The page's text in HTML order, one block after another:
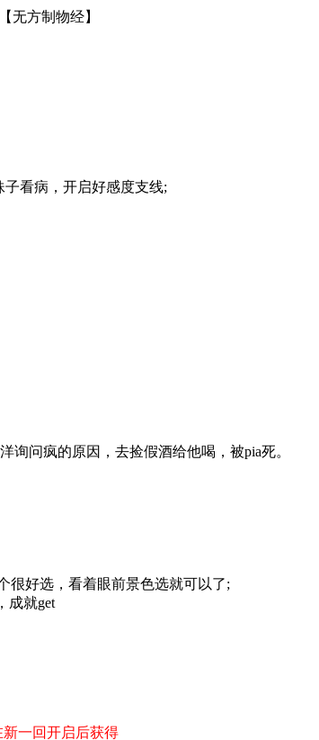
方制物经】
看病，开启好感度支线;
问疯的原因，去捡假酒给他喝，被pia死。
好选，看着眼前景色选就可以了;
成就get
一回开启后获得